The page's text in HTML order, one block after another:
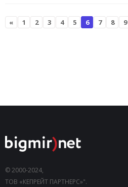
« 1 2 3 4 5 6 7 8 9
© 2000-2024,
ТОВ «КЕПРЕЙТ ПАРТНЕРС»".